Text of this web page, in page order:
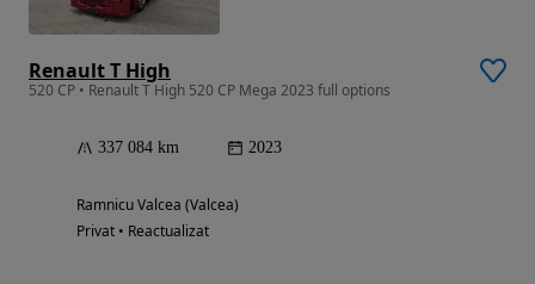
Renault T High
520 CP • Renault T High 520 CP Mega 2023 full options
337 084 km 2023
Ramnicu Valcea (Valcea)
Privat • Reactualizat